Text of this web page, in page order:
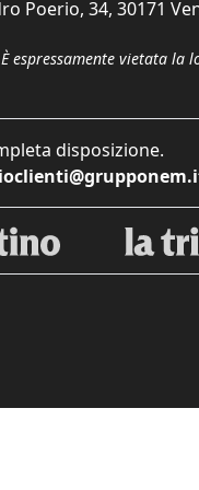
34, 30171
vietata la
disposizione.